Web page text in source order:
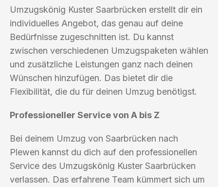
Umzugskönig Kuster Saarbrücken erstellt dir ein
individuelles Angebot, das genau auf deine
Bedürfnisse zugeschnitten ist. Du kannst
zwischen verschiedenen Umzugspaketen wählen
und zusätzliche Leistungen ganz nach deinen
Wünschen hinzufügen. Das bietet dir die
Flexibilität, die du für deinen Umzug benötigst.
Professioneller Service von A bis Z
Bei deinem Umzug von Saarbrücken nach
Plewen kannst du dich auf den professionellen
Service des Umzugskönig Kuster Saarbrücken
verlassen. Das erfahrene Team kümmert sich um